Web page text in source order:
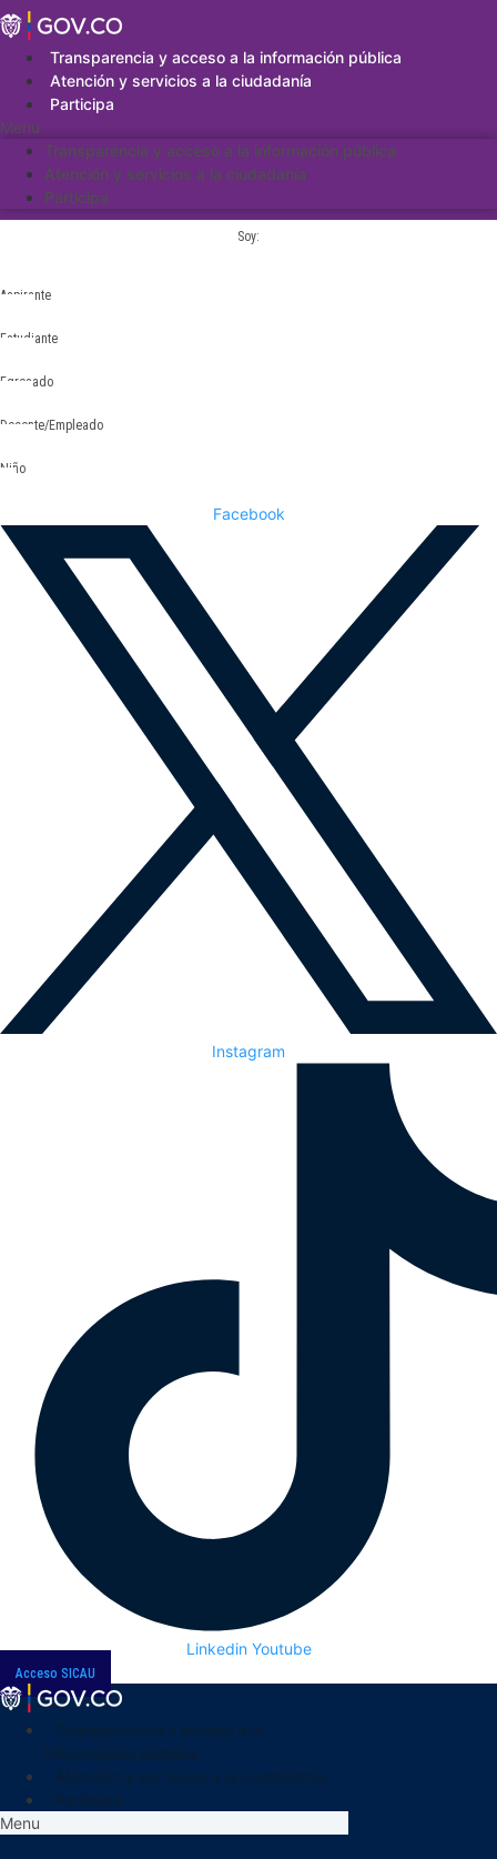
Saltar
al
contenidoTransparencia y acceso a la información pública
Atención y servicios a la ciudadanía
Participa
Menu
Transparencia y acceso a la información pública
Atención y servicios a la ciudadanía
Participa
Soy:
Aspirante
Estudiante
Egresado
Docente/Empleado
Niño
Facebook
Instagram
Linkedin Youtube
Acceso SICAU
Menu